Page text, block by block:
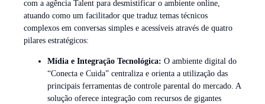
com a agência Talent para desmistificar o ambiente online,
atuando como um facilitador que traduz temas técnicos
complexos em conversas simples e acessíveis através de quatro
pilares estratégicos:
Mídia e Integração Tecnológica: O ambiente digital do
“Conecta e Cuida” centraliza e orienta a utilização das
principais ferramentas de controle parental do mercado. A
solução oferece integração com recursos de gigantes